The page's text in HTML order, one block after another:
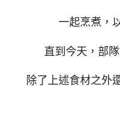
一起烹煮，
直到今天，部
除了上述食材之外